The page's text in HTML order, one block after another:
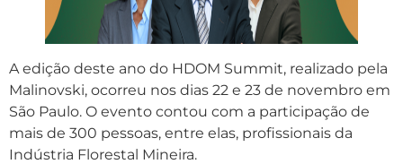
A edição deste ano do HDOM Summit, realizado pela
Malinovski, ocorreu nos dias 22 e 23 de novembro em
São Paulo. O evento contou com a participação de
mais de 300 pessoas, entre elas, profissionais da
Indústria Florestal Mineira.